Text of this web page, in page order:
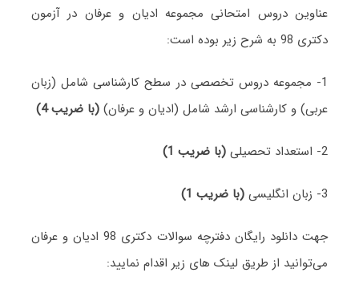
عناوین دروس امتحانی مجموعه ادیان و عرفان در آزمون
دکتری 98 به شرح زیر بوده است:
1- مجموعه دروس تخصصی در سطح کارشناسی شامل (زبان
عربی) و کارشناسی ارشد شامل (ادیان و عرفان) (با ضریب 4)
2- استعداد تحصیلی (با ضریب 1)
3- زبان انگلیسی (با ضریب 1)
جهت دانلود رایگان دفترچه سوالات دکتری 98 ادیان و عرفان
می‌توانید از طریق لینک های زیر اقدام نمایید: